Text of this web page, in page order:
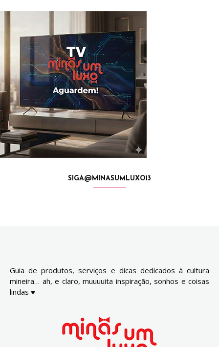
SIGA@MINASUMLUXO13
Guia de produtos, serviços e dicas dedicados à cultura
mineira… ah, e claro, muuuuita inspiração, sonhos e coisas
lindas ♥